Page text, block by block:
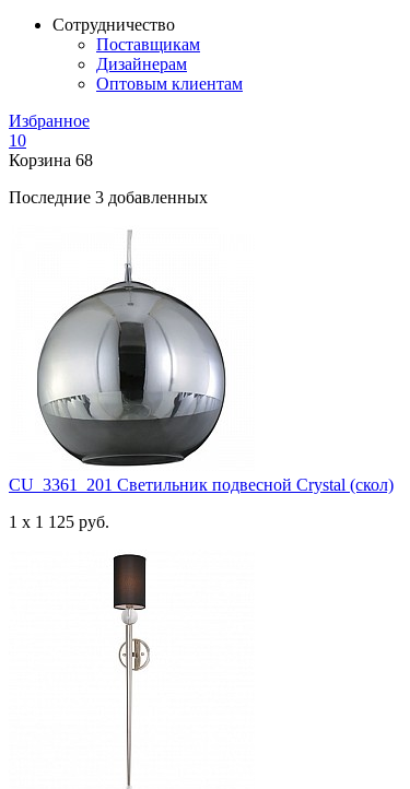
Сотрудничество
Поставщикам
Дизайнерам
Оптовым клиентам
Избранное
10
Корзина 68
Последние 3 добавленных
CU_3361_201 Светильник подвесной Crystal (скол)
1 x 1 125 руб.